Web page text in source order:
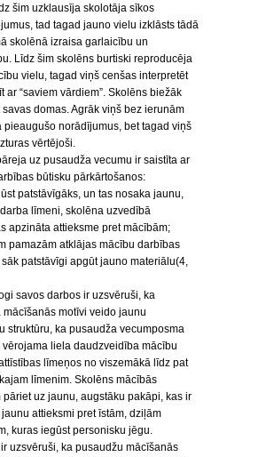
šim uzklausīja skolotāja sīkos
tad tagad jauno vielu izklāsts tādā
skolēnā izraisa garlaicību un
Līdz šim skolēns burtiski reproducēja
vielu, tagad viņš cenšas interpretēt
ar “saviem vārdiem”. Skolēns biežāk
savas domas. Agrāk viņš bez ierunām
pieaugušo norādījumus, bet tagad viņš
vērtējoši.
uz pusaudža vecumu ir saistīta ar
būtisku pārkārtošanos:
patstāvīgāks, un tas nosaka jaunu,
līmeni, skolēna uzvedībā
apzināta attieksme pret mācībām;
pamazām atklājas mācību darbības
patstāvīgi apgūt jauno materiālu(4,
savos darbos ir uzsvēruši, ka
mācīšanās motīvi veido jaunu
struktūru, ka pusaudža vecumposma
vērojama liela daudzveidība mācību
līmeņos no viszemākā līdz pat
līmenim. Skolēns mācībās
pāriet uz jaunu, augstāku pakāpi, kas ir
attieksmi pret īstām, dziļām
kuras iegūst personisku jēgu.
uzsvēruši, ka pusaudžu mācīšanās